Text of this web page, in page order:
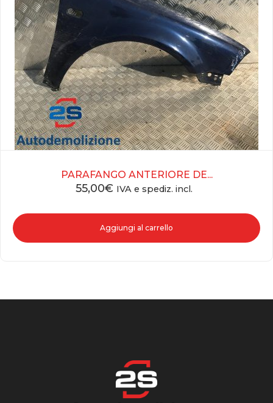
PARAFANGO ANTERIORE DE...
55,00€ IVA e spediz. incl.
Aggiungi al carrello